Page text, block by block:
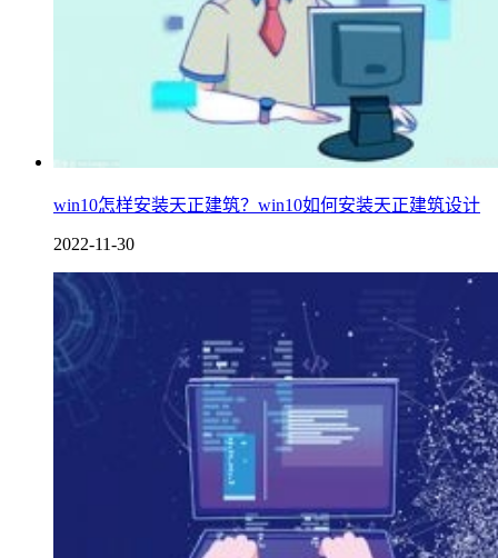
win10怎样安装天正建筑？win10如何安装天正建筑设计
2022-11-30